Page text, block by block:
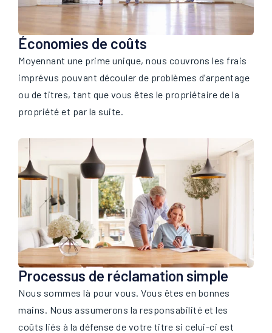
Économies de coûts
Moyennant une prime unique, nous couvrons les frais
imprévus pouvant découler de problèmes d’arpentage
ou de titres, tant que vous êtes le propriétaire de la
propriété et par la suite.
Processus de réclamation simple
Nous sommes là pour vous. Vous êtes en bonnes
mains. Nous assumerons la responsabilité et les
coûts liés à la défense de votre titre si celui-ci est